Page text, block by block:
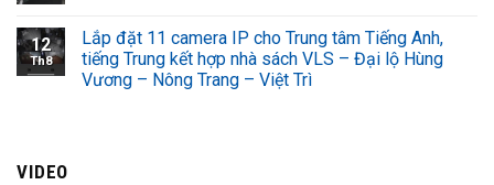
12
Th8
Lắp đặt 11 camera IP cho Trung tâm Tiếng Anh,
tiếng Trung kết hợp nhà sách VLS – Đại lộ Hùng
Vương – Nông Trang – Việt Trì
VIDEO